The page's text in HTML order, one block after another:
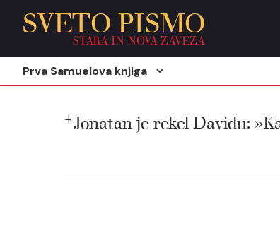
SVETO PISMO
STARA IN NOVA ZAVEZA
Prva Samuelova knjiga
4Jonatan je rekel Davidu: